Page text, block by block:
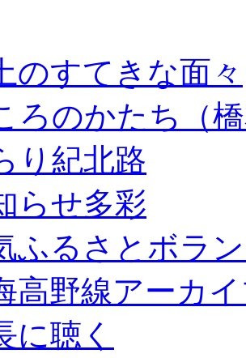
のすてきな面々
ろのかたち（
り紀北路
らせ多彩
ふるさとボラ
高野線アーカ
に聴く